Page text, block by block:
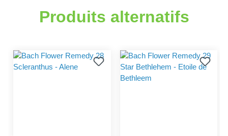
Produits alternatifs